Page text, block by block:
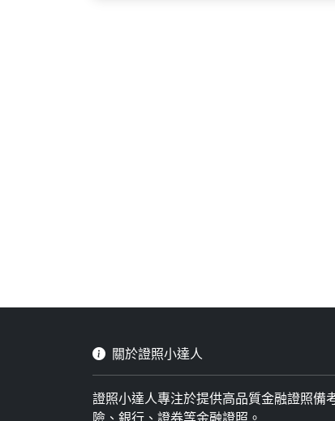
關於證照小達人
證照小達人專注於提供高品質金融證照備